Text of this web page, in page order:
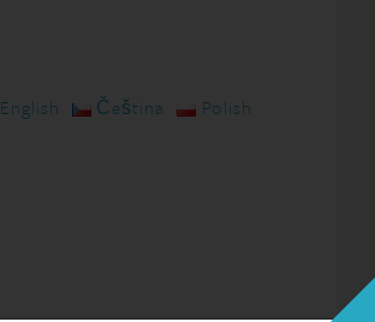
English Čeština Polish